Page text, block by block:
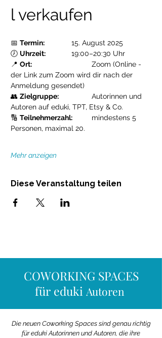
l verkaufen
📅 Termin:
15. August 2025
🕖 Uhrzeit:
19:00–20:30 Uhr
📍 Ort:
der Link zum Zoom wird dir nach der
Anmeldung gesendet)
👥 Zielgruppe:
Autoren auf eduki, TPT, Etsy & Co.
🔢 Teilnehmerzahl:
Personen, maximal 20.
Mehr anzeigen
Diese Veranstaltung teilen
COWORKING SPACES
für eduki Autoren
Die neuen Coworking Spaces sind genau richtig
für eduki Autorinnen und Autoren, die ihre